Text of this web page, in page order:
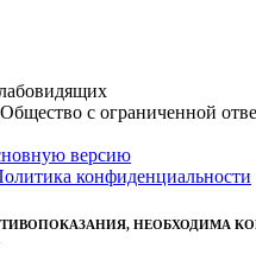
с ограниченной
версию
конфиденциальности
НЕОБХОДИМА